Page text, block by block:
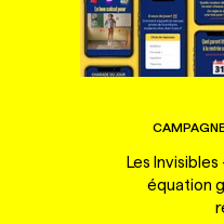
Les Invisibles
équation